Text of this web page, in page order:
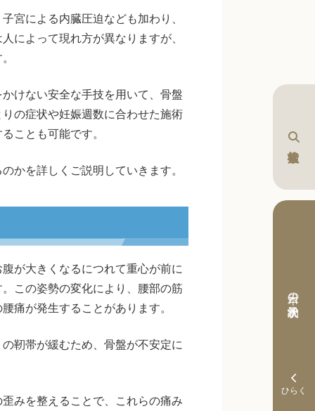
本日の予約状況
宮による内臓圧迫なども加わり、
によって現れ方が異なりますが、
けない安全な手技を用いて、骨盤
の症状や妊娠週数に合わせた施術
ことも可能です。
かを詳しくご説明していきます。
が大きくなるにつれて重心が前に
この姿勢の変化により、腰部の筋
痛が発生することがあります。
靭帯が緩むため、骨盤が不安定に
みを整えることで、これらの痛み